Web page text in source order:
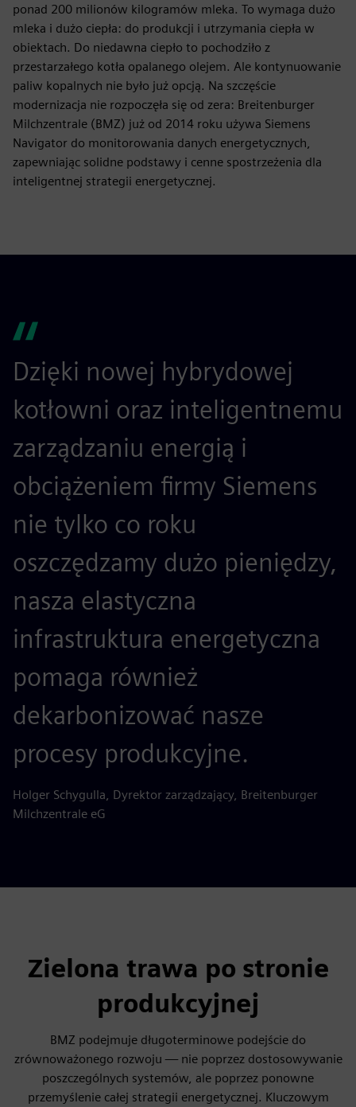
ponad 200 milionów kilogramów mleka. To wymaga dużo
mleka i dużo ciepła: do produkcji i utrzymania ciepła w
obiektach. Do niedawna ciepło to pochodziło z
przestarzałego kotła opalanego olejem. Ale kontynuowanie
paliw kopalnych nie było już opcją. Na szczęście
modernizacja nie rozpoczęła się od zera: Breitenburger
Milchzentrale (BMZ) już od 2014 roku używa Siemens
Navigator do monitorowania danych energetycznych,
zapewniając solidne podstawy i cenne spostrzeżenia dla
inteligentnej strategii energetycznej.
Dzięki nowej hybrydowej
kotłowni oraz inteligentnemu
zarządzaniu energią i
obciążeniem firmy Siemens
nie tylko co roku
oszczędzamy dużo pieniędzy,
nasza elastyczna
infrastruktura energetyczna
pomaga również
dekarbonizować nasze
procesy produkcyjne.
Holger Schygulla, Dyrektor zarządzający, Breitenburger
Milchzentrale eG
Zielona trawa po stronie
produkcyjnej
BMZ podejmuje długoterminowe podejście do
zrównoważonego rozwoju — nie poprzez dostosowywanie
poszczególnych systemów, ale poprzez ponowne
przemyślenie całej strategii energetycznej. Kluczowym